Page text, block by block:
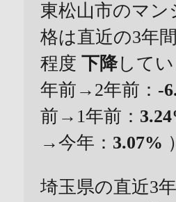
東松山市のマン
格は直近の3年
程度 下降して
年前→2年前： -
前→1年前：
→今年： 3.07% ）
埼玉県の直近3